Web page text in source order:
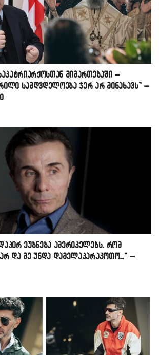
მიმართებაში –
სამღვდელოება ჯერ არ მინახავს” –
ეუბნება ამერიკელებს, რომ
და მე უნდა დამელაპარაკოთო…“ –